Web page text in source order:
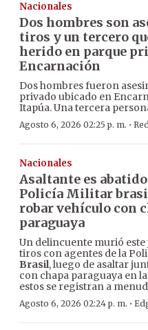
Nacionales
Dos hombres son
tiros y un tercero
herido en parque
Encarnación
Dos hombres fueron
privado ubicado en
Itapúa. Una tercera
Agosto 6, 2026 02:25 p. m. ·
Nacionales
Asaltante es
Policía Militar
robar vehículo con
paraguaya
Un delincuente murió
tiros con agentes de la
Brasil, luego de asaltar
con chapa paraguaya en
estos se registran a
Agosto 6, 2026 02:24 p. m. ·